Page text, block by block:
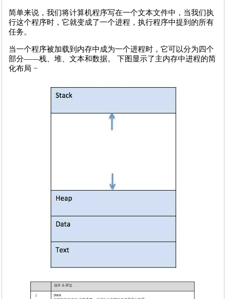
简单来说，我们将计算机程序写在一个文本文件中，当我们执
行这个程序时，它就变成了一个进程，执行程序中提到的所有
任务。
当一个程序被加载到内存中成为一个进程时，它可以分为四个
部分——栈、堆、文本和数据。 下图显示了主内存中进程的简
化布局 −